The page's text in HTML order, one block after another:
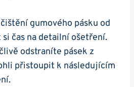
gumového pásku od
čas na detailní ošetření.
odstraníte pásek z
přistoupit k následujícím